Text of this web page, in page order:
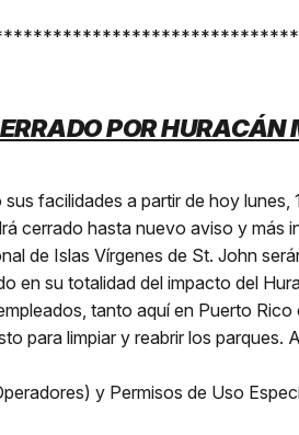
POR HURACÁN
facilidades a partir de hoy
cerrado hasta nuevo aviso y
de Islas Vírgenes de St. John
en su totalidad del impacto del
tanto aquí en Puerto
para limpiar y reabrir los parques.
y Permisos de Uso